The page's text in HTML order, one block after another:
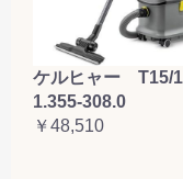
ケルヒャー T15/
1.355-308.0
￥48,510